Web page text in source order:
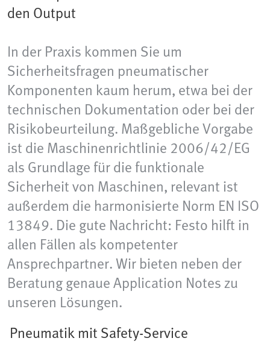
den Output
In der Praxis kommen Sie um
Sicherheitsfragen pneumatischer
Komponenten kaum herum, etwa bei der
technischen Dokumentation oder bei der
Risikobeurteilung. Maßgebliche Vorgabe
ist die Maschinenrichtlinie 2006/42/EG
als Grundlage für die funktionale
Sicherheit von Maschinen, relevant ist
außerdem die harmonisierte Norm EN ISO
13849. Die gute Nachricht: Festo hilft in
allen Fällen als kompetenter
Ansprechpartner. Wir bieten neben der
Beratung genaue Application Notes zu
unseren Lösungen.
Pneumatik mit Safety-Service